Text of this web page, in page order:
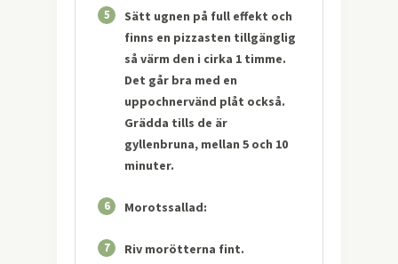
5
Sätt ugnen på full effekt och
finns en pizzasten tillgänglig
så värm den i cirka 1 timme.
Det går bra med en
uppochnervänd plåt också.
Grädda tills de är
gyllenbruna, mellan 5 och 10
minuter.
6 Morotssallad:
7 Riv morötterna fint.